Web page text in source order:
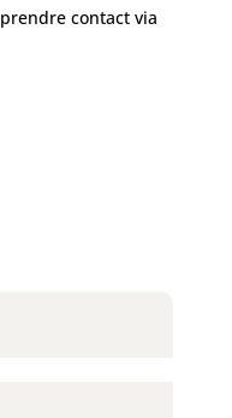
contact via